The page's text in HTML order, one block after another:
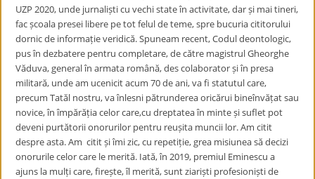
UZP 2020, unde jurnaliști cu vechi state în activitate, dar și mai tineri,
fac școala presei libere pe tot felul de teme, spre bucuria cititorului
dornic de informație veridică. Spuneam recent, Codul deontologic,
pus în dezbatere pentru completare, de către magistrul Gheorghe
Văduva, general în armata română, des colaborator și în presa
militară, unde am ucenicit acum 70 de ani, va fi statutul care,
precum Tatăl nostru, va înlesni pătrunderea oricărui bineînvățat sau
novice, în împărăția celor care,cu dreptatea în minte și suflet pot
deveni purtătorii onorurilor pentru reușita muncii lor. Am citit
despre asta. Am citit și îmi zic, cu repetiție, grea misiunea să decizi
onorurile celor care le merită. Iată, în 2019, premiul Eminescu a
ajuns la mulți care, firește, îl merită, sunt ziariști profesioniști de